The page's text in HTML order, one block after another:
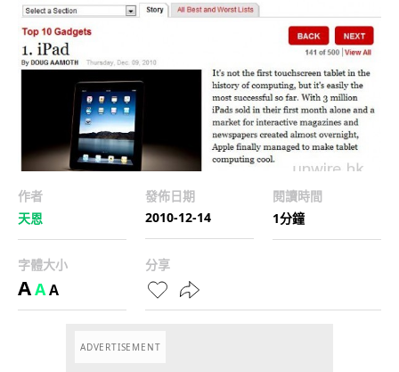
作者
天恩
發佈日期
2010-12-14
閱讀時間
1分鐘
字體大小
AAA
分享
ADVERTISEMENT